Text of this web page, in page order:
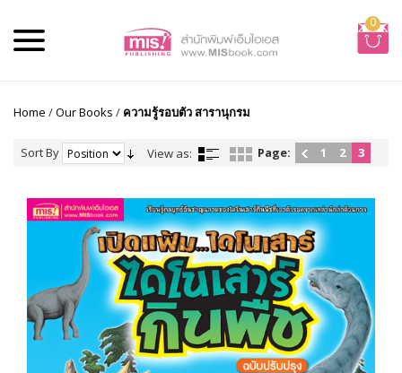
0
Home /Our Books / ความรู้รอบตัว สารานุกรม
Sort By View as: Page: 1 2 3